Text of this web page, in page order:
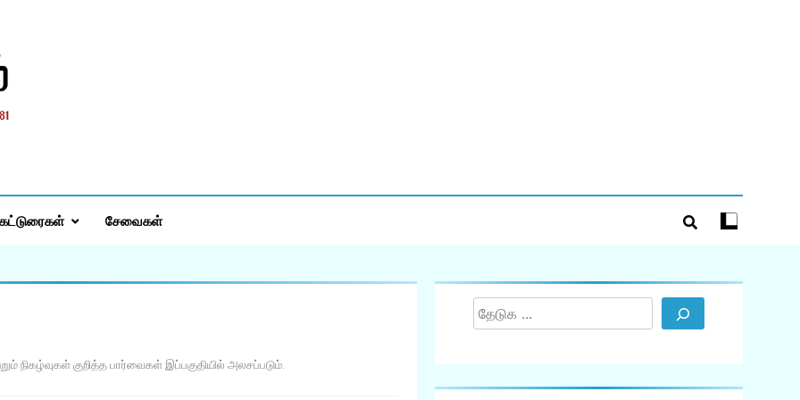
கட்டுரைகள் சேவைகள்
நிகழ்வுகள் குறித்த பார்வைகள்இப்பகுதியில் அலசப்படும்.
Search